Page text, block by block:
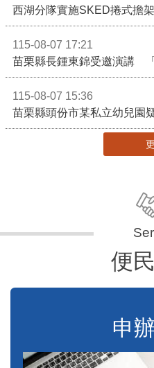
西湖分隊實施SKED捲式擔
115-08-07 17:21
苗栗縣長鍾東錦受邀演講
115-08-07 15:36
苗栗縣頭份市某私立幼兒園
便
申